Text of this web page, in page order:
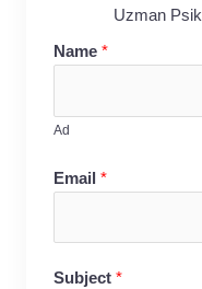
Uzman
Name *
Ad
Email *
Subject *